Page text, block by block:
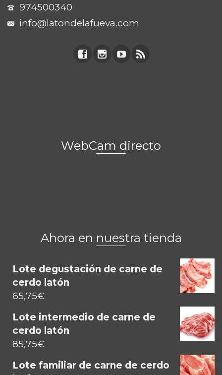
974500340
info@latondelafueva.com
WebCam directo
Ahora en nuestra tienda
Lote degustación de carne de
cerdo latón
65,75€
Lote intermedio de carne de
cerdo latón
85,75€
Lote familiar de carne de cerdo